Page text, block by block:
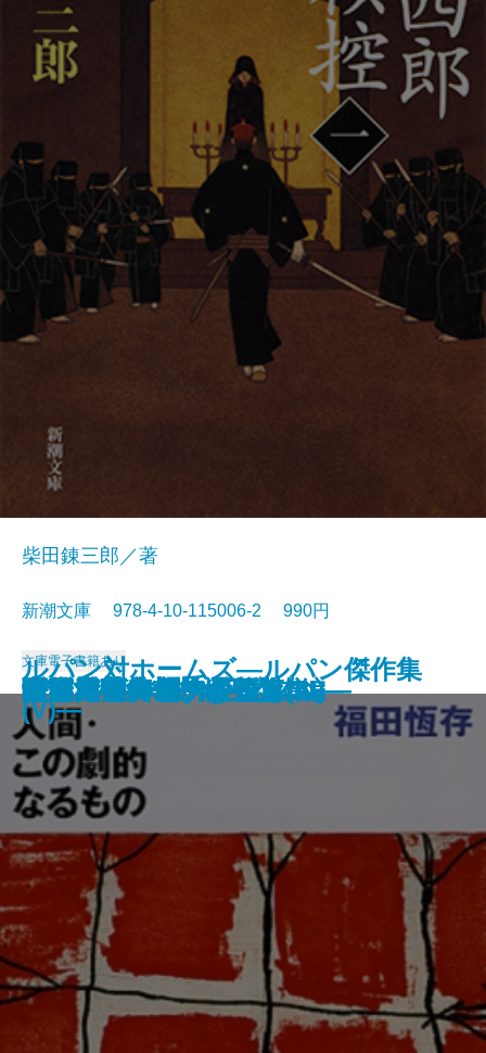
女坂
ぼんち
江戸川乱歩傑作選
駅前旅館
永すぎた春
眠狂四郎無頼控〔五〕
眠狂四郎無頼控〔四〕
眠狂四郎無頼控〔三〕
眠狂四郎無頼控〔二〕
眠狂四郎無頼控〔一〕
柴田錬三郎／著
新潮文庫 978-4-10-115006-2 990円
文庫電子書籍あり
人間・この劇的なるもの
ドイル傑作集(III)―恐怖編―
海と毒薬
暖簾
パニック・裸の王様
ルパン対ホームズ―ルパン傑作集
(V)―
青い鳥
白い人・黄色い人
奇岩城―ルパン傑作集(III)―
雨・赤毛―モーム短篇集I―